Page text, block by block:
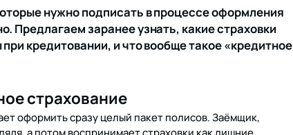
нужно подписать в процессе оформления
Предлагаем заранее узнать, какие страховки
кредитовании, и что вообще такое «кредитное
страхование
оформить сразу целый пакет полисов. Заёмщик,
а потом воспринимает страховки как лишние